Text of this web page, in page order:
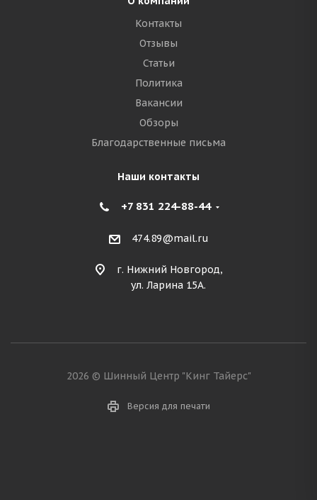
Контакты
Отзывы
Статьи
Политика
Вакансии
Обзоры
Благодарственные письма
Наши контакты
+7 831 224-88-44
474.89@mail.ru
г. Нижний Новгород,
ул. Ларина 15А.
2026 © Шинный Центр "Кинг Тайерс"
Версия для печати